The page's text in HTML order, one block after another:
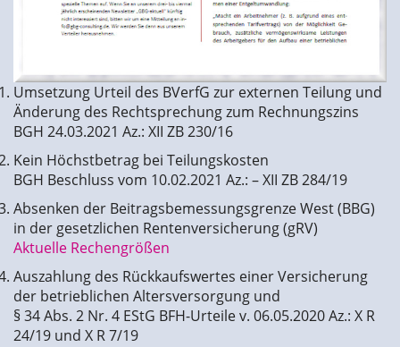
Umsetzung Urteil des BVerfG zur externen Teilung und
Änderung des Rechtsprechung zum Rechnungszins
BGH 24.03.2021 Az.: XII ZB 230/16
Kein Höchstbetrag bei Teilungskosten
BGH Beschluss vom 10.02.2021 Az.: – XII ZB 284/19
Absenken der Beitragsbemessungsgrenze West (BBG)
in der gesetzlichen Rentenversicherung (gRV)
Aktuelle Rechengrößen
Auszahlung des Rückkaufswertes einer Versicherung
der betrieblichen Altersversorgung und
§ 34 Abs. 2 Nr. 4 EStG BFH-Urteile v. 06.05.2020 Az.: X R
24/19 und X R 7/19